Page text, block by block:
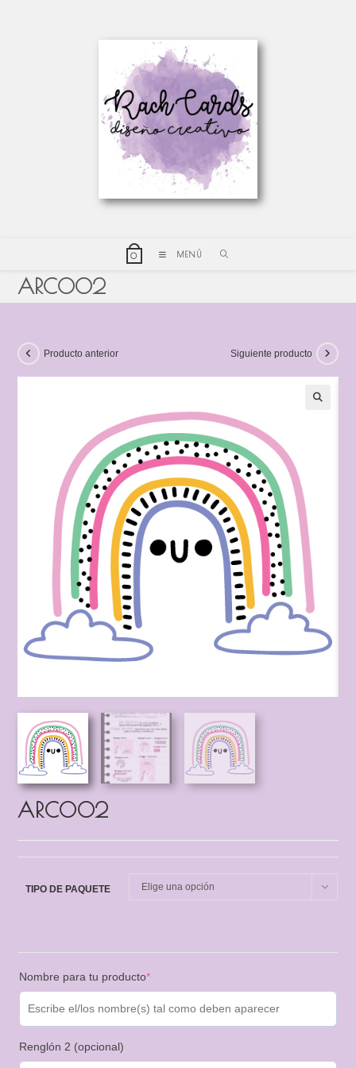
0 MENÚ
ARCO02
Producto anterior Siguiente producto
ARCO02
TIPO DE PAQUETE Elige una opción
Nombre para tu producto*
Renglón 2 (opcional)